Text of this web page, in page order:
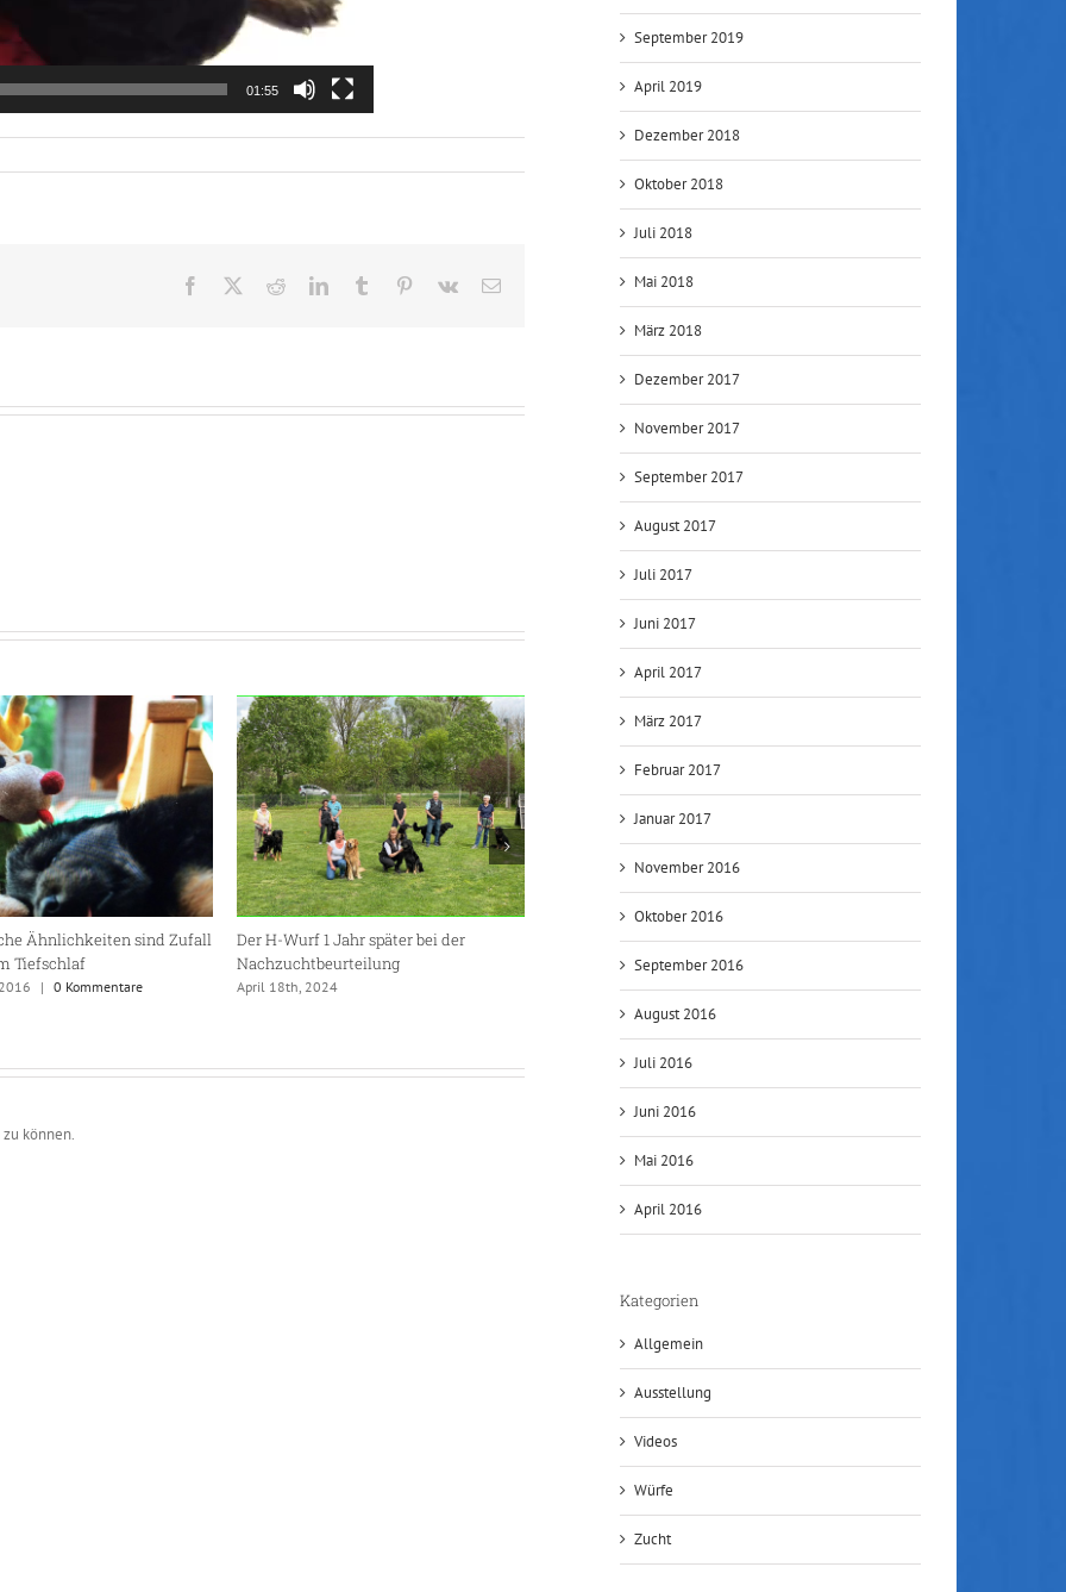
01:55
Facebook RedditLinkedInTumblr Pinterest
Vk
E-
Ähnlichkeiten sind Zufall
Tiefschlaf
| 0 Kommentare
Der H-Wurf 1 Jahr später bei der
Nachzuchtbeurteilung
April 18th, 2024
Der G-Wurf wurde 1 Jahr alt…
Juli 4th, 2017 | 0 Kommentare
G-Wurf im neuen zu Hause
können.
September 2019
April 2019
Dezember 2018
Oktober 2018
Juli 2018
Mai 2018
März 2018
Dezember 2017
November 2017
September 2017
August 2017
Juli 2017
Juni 2017
April 2017
März 2017
Februar 2017
Januar 2017
November 2016
Oktober 2016
September 2016
August 2016
Juli 2016
Juni 2016
Mai 2016
April 2016
Kategorien
Allgemein
Ausstellung
Videos
Würfe
Zucht